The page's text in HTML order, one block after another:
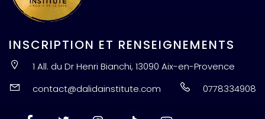
INSCRIPTION ET RENSEIGNEMENTS
1 All. du Dr Henri Bianchi, 13090 Aix-en-Provence
contact@dalidainstitute.com
0778334908